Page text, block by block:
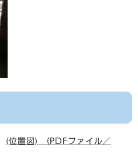
(位置図) （PDFファイル／